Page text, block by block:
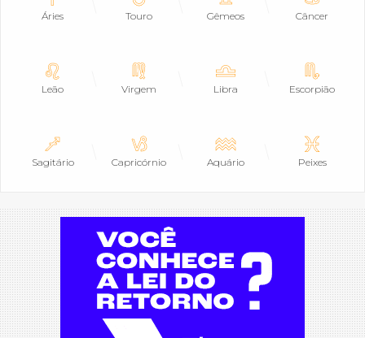
Áries Touro Gêmeos Câncer
Leão Virgem Libra Escorpião
Sagitário Capricórnio Aquário Peixes